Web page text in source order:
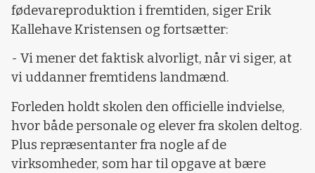
fødevareproduktion i fremtiden, siger Erik
Kallehave Kristensen og fortsætter:
- Vi mener det faktisk alvorligt, når vi siger, at
vi uddanner fremtidens landmænd.
Forleden holdt skolen den officielle indvielse,
hvor både personale og elever fra skolen deltog.
Plus repræsentanter fra nogle af de
virksomheder, som har til opgave at bære